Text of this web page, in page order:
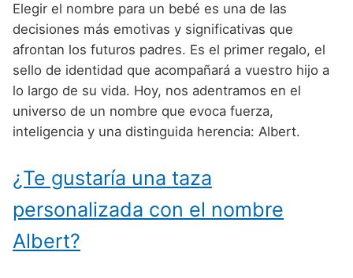
Nombres de niño que empiezan por D
Nombres de niño que empiezan por E
Nombres de niño que empiezan por F
Nombres de niño que empiezan por G
Nombres de niño que empiezan por H
Nombres de niño que empiezan por I
Nombres de niño que empiezan por J
Nombres de niño que empiezan por K
Nombres de Niño Asturianos
Nombres de Niño Baleares
Nombres de Niño Canarios
Nombres de Niño Cantabros
Nombres de Niño Castellanos
Nombres de Niño Catalanes
Nombres de Niño Extremeños
Nombres de Niño Celtas
Nombres de Niño Egipcios
Nombres de Niño Griegos
Nombres de Niño Mitologicos
Nombres de Niño Vikingos
Nombres de Niño Alemanes
Nombres de Niño Americanos
Nombres de Niño Arabes
Nombres de Niño Chinos
Nombres de Niño Hispanoamericanos
Nombres de Niño Ingleses
Buscar
Elegir el nombre para un bebé es una de las
decisiones más emotivas y significativas que
afrontan los futuros padres. Es el primer regalo, el
sello de identidad que acompañará a vuestro hijo a
lo largo de su vida. Hoy, nos adentramos en el
universo de un nombre que evoca fuerza,
inteligencia y una distinguida herencia: Albert.
¿Te gustaría una taza
personalizada con el nombre
Albert?